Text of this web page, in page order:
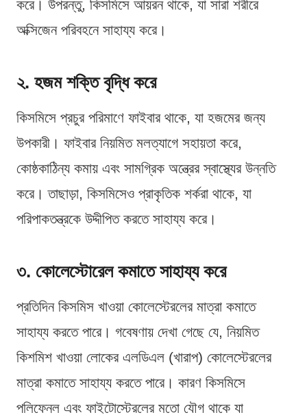
করে। উপরন্তু, কিসমিসে আয়রন থাকে, যা সারা শরীরে
অক্সিজেন পরিবহনে সাহায্য করে।
২. হজম শক্তি বৃদ্ধি করে
কিসমিসে প্রচুর পরিমাণে ফাইবার থাকে, যা হজমের জন্য
উপকারী। ফাইবার নিয়মিত মলত্যাগে সহায়তা করে,
কোষ্ঠকাঠিন্য কমায় এবং সামগ্রিক অন্ত্রের স্বাস্থ্যের উন্নতি
করে। তাছাড়া, কিসমিসেও প্রাকৃতিক শর্করা থাকে, যা
পরিপাকতন্ত্রকে উদ্দীপিত করতে সাহায্য করে।
৩. কোলেস্টোরেল কমাতে সাহায্য করে
প্রতিদিন কিসমিস খাওয়া কোলেস্টেরলের মাত্রা কমাতে
সাহায্য করতে পারে। গবেষণায় দেখা গেছে যে, নিয়মিত
কিশমিশ খাওয়া লোকের এলডিএল (খারাপ) কোলেস্টেরলের
মাত্রা কমাতে সাহায্য করতে পারে। কারণ কিসমিসে
পলিফেনল এবং ফাইটোস্টেরলের মতো যৌগ থাকে যা